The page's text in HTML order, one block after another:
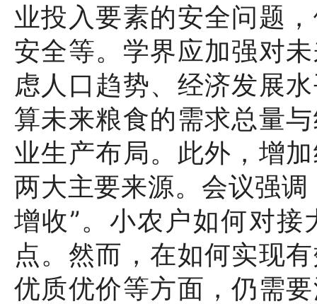
业投入要素的安全问题
安全等。学界应加强对
虑人口趋势、经济发展
算未来粮食的需求总量
业生产布局。此外，增
两大主要来源。会议强
增收”。小农户如何对
点。然而，在如何实现
优质优价等方面，仍需